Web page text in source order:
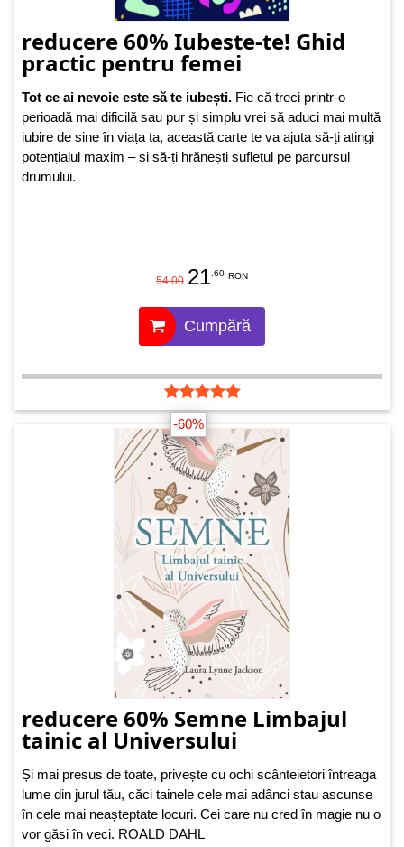
reducere 60% Iubeste-te! Ghid
practic pentru femei
Tot ce ai nevoie este să te iubești. Fie că treci printr-o
perioadă mai dificilă sau pur și simplu vrei să aduci mai multă
iubire de sine în viața ta, această carte te va ajuta să-ți atingi
potențialul maxim – și să-ți hrănești sufletul pe parcursul
drumului.
54.00 21 .60 RON
Cumpără
-60%
reducere 60% Semne Limbajul
tainic al Universului
Și mai presus de toate, privește cu ochi scânteietori întreaga
lume din jurul tău, căci tainele cele mai adânci stau ascunse
în cele mai neașteptate locuri. Cei care nu cred în magie nu o
vor găsi în veci. ROALD DAHL